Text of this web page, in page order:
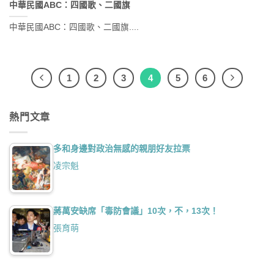
中華民國ABC：四國歌、二國旗
中華民國ABC：四國歌、二國旗....
1 2 3 4 5 6
熱門文章
多和身邊對政治無感的親朋好友拉票
凌宗魁
蔣萬安缺席「毒防會議」10次，不，13次！
張育萌